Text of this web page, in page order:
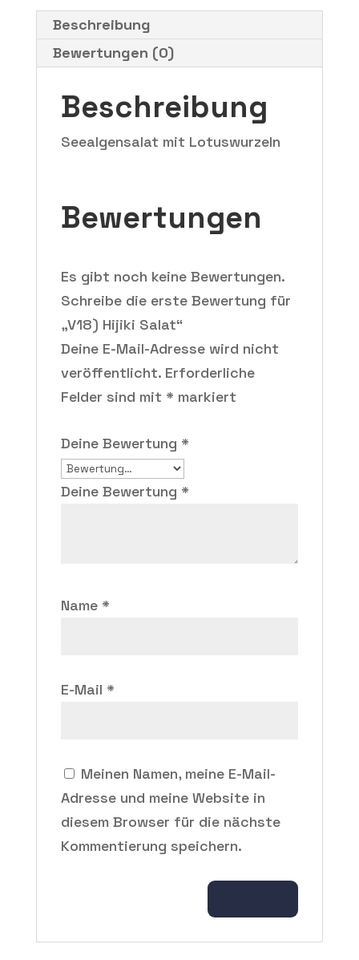
Beschreibung
Bewertungen (0)
Beschreibung
Seealgensalat mit Lotuswurzeln
Bewertungen
Es gibt noch keine Bewertungen.
Schreibe die erste Bewertung für
„V18) Hijiki Salat“
Deine E-Mail-Adresse wird nicht
veröffentlicht. Erforderliche
Felder sind mit * markiert
Deine Bewertung *
Deine Bewertung *
Name *
E-Mail *
Meinen Namen, meine E-Mail-
Adresse und meine Website in
diesem Browser für die nächste
Kommentierung speichern.